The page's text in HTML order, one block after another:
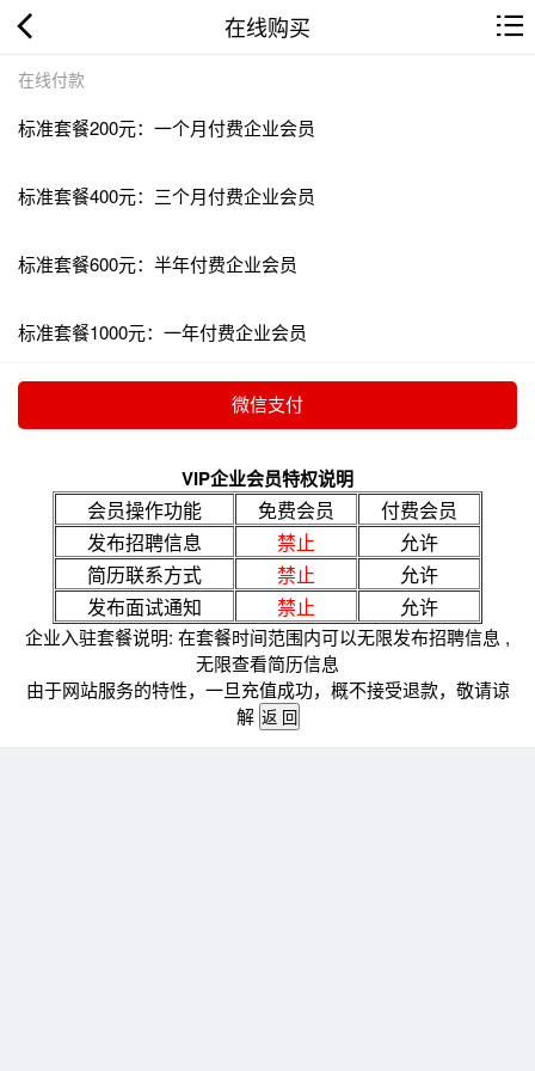
在线购买
在线付款
标准套餐200元：一个月付费企业会员
标准套餐400元：三个月付费企业会员
标准套餐600元：半年付费企业会员
标准套餐1000元：一年付费企业会员
VIP企业会员特权说明
会员操作功能 免费会员
付费会员
发布招聘信息
禁止
允许
简历联系方式
禁止
允许
发布面试通知
禁止 允许
企业入驻套餐说明: 在套餐时间范围内可以无限发布招聘信息 ,
无限查看简历信息
由于网站服务的特性，一旦充值成功，概不接受退款，敬请谅
解